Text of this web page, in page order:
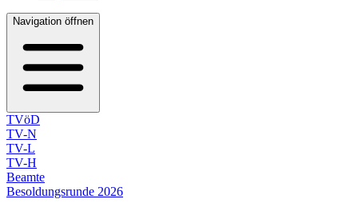
Navigation öffnen
TVöD
TV-N
TV-L
TV-H
Beamte
Besoldungsrunde 2026